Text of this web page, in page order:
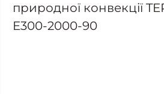
природної конвекції
E300-2000-90